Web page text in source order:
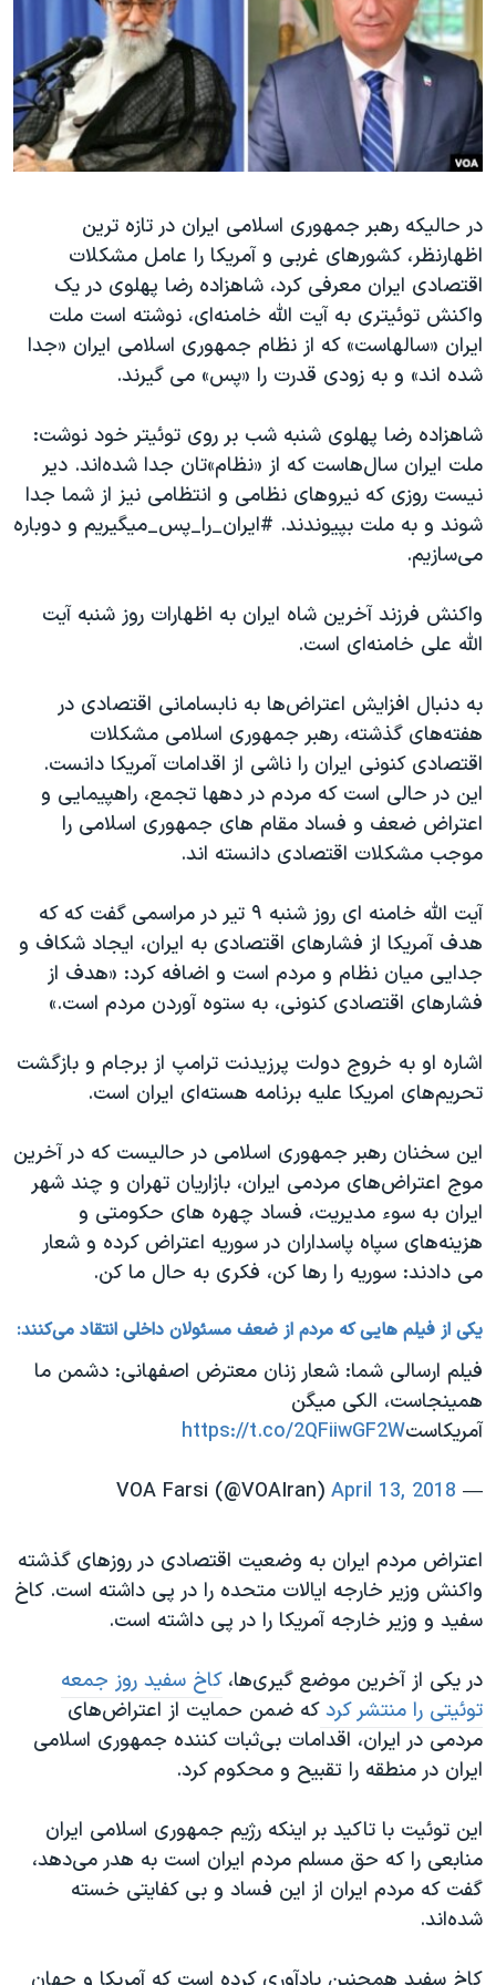
فرهنگ و زندگی
حقوق شهروندی
علم و فناوری
گالری عکس
آرشیو پخش زنده
مستندها
انتخابات ریاست جمهوری آمریکا ۲۰۲۴
حمله جمهوری اسلامی به اسرائیل
رمز مهسا
اعتراضات زن، زندگی، آزادی
مجموعه مستندهای دادخواهی
تریبونال مردمی آبان ۹۸
دادگاه حمید نوری
چهل سال گروگان‌گیری
اعتراضات مردمی آبان ۹۸
اسرائیل در جنگ
نرگس محمدی برنده جایزه نوبل صلح
صفحه‌های ویژه
سفر پرزیدنت ترامپ به چین
دنبال کنید
زبانهای مختلف
در حالیکه رهبر جمهوری اسلامی ایران در تازه ترین
اظهارنظر، کشورهای غربی و آمریکا را عامل مشکلات
اقتصادی ایران معرفی کرد، شاهزاده رضا پهلوی در یک
واکنش توئیتری به آیت الله خامنه‌ای،‌ نوشته است ملت
ایران «سالهاست» که از نظام جمهوری اسلامی ایران «جدا
شده اند» و به زودی قدرت را «پس» می گیرند.
شاهزاده رضا پهلوی شنبه شب بر روی توئیتر خود نوشت:‌
ملت ایران سال‌هاست که از «نظام»تان جدا شده‌اند. دیر
نیست روزی که نیروهای نظامی و انتظامی نیز از شما جدا
شوند و به ملت بپیوندند. #ایران_را_پس_میگیریم و دوباره
می‌سازیم.
واکنش فرزند آخرین شاه ایران به اظهارات روز شنبه آیت
الله علی خامنه‌ای است.
به دنبال افزایش اعتراض‌ها به نابسامانی اقتصادی در
هفته‌های گذشته، رهبر جمهوری اسلامی مشکلات
اقتصادی کنونی ایران را ناشی از اقدامات آمریکا دانست.
این در حالی است که مردم در دهها تجمع، راهپیمایی و
اعتراض ضعف و فساد مقام های جمهوری اسلامی را
موجب مشکلات اقتصادی دانسته اند.
آیت الله خامنه ای روز شنبه ۹ تیر در مراسمی گفت که که
هدف آمریکا از فشارهای اقتصادی به ایران، ایجاد شکاف و
جدایی میان نظام و مردم است و اضافه کرد: «هدف از
فشارهای اقتصادی کنونی، به ستوه آوردن مردم است.»
اشاره او به خروج دولت پرزیدنت ترامپ از برجام و بازگشت
تحریم‌های امریکا علیه برنامه هسته‌ای ایران است.
این سخنان رهبر جمهوری اسلامی در حالیست که در آخرین
موج اعتراض‌های مردمی ایران، بازاریان تهران و چند شهر
ایران به سوء مدیریت، فساد چهره های حکومتی و
هزینه‌های سپاه پاسداران در سوریه اعتراض کرده و شعار
می دادند: سوریه را رها کن، فکری به حال ما کن.
یکی از فیلم هایی که مردم از ضعف مسئولان داخلی انتقاد می‌کنند:
فیلم ارسالی شما: شعار زنان معترض اصفهانی: دشمن ما
همینجاست، الکی میگن
آمریکاستhttps://t.co/2QFiiwGF2W
— VOA Farsi (@VOAIran)
April 13, 2018
اعتراض مردم ایران به وضعیت اقتصادی در روزهای گذشته
واکنش وزیر خارجه ایالات متحده را در پی داشته است. کاخ
سفید و وزیر خارجه آمریکا را در پی داشته است.
در یکی از آخرین موضع گیری‌ها، کاخ سفید روز جمعه
توئیتی را منتشر کردکه ضمن حمایت از اعتراض‌های
مردمی در ایران، اقدامات بی‌ثبات کننده جمهوری اسلامی
ایران در منطقه را تقبیح و محکوم کرد.
این توئیت با تاکید بر اینکه رژیم جمهوری اسلامی ایران
منابعی را که حق مسلم مردم ایران است به هدر می‌دهد،
گفت که مردم ایران از این فساد و بی کفایتی خسته
شده‌اند.